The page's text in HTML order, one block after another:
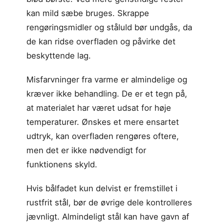
kan mild sæbe bruges. Skrappe
rengøringsmidler og ståluld bør undgås, da
de kan ridse overfladen og påvirke det
beskyttende lag.
Misfarvninger fra varme er almindelige og
kræver ikke behandling. De er et tegn på,
at materialet har været udsat for høje
temperaturer. Ønskes et mere ensartet
udtryk, kan overfladen rengøres oftere,
men det er ikke nødvendigt for
funktionens skyld.
Hvis bålfadet kun delvist er fremstillet i
rustfrit stål, bør de øvrige dele kontrolleres
jævnligt. Almindeligt stål kan have gavn af